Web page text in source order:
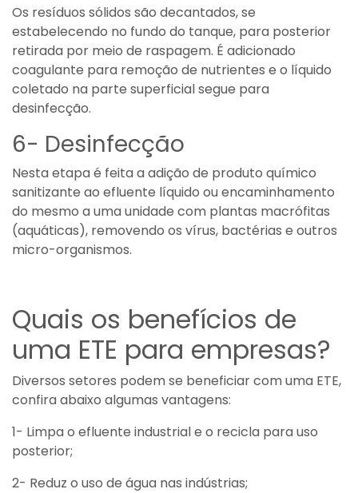
Os resíduos sólidos são decantados, se
estabelecendo no fundo do tanque, para posterior
retirada por meio de raspagem. É adicionado
coagulante para remoção de nutrientes e o líquido
coletado na parte superficial segue para
desinfecção.
6- Desinfecção
Nesta etapa é feita a adição de produto químico
sanitizante ao efluente líquido ou encaminhamento
do mesmo a uma unidade com plantas macrófitas
(aquáticas), removendo os vírus, bactérias e outros
micro-organismos.
Quais os benefícios de
uma ETE para empresas?
Diversos setores podem se beneficiar com uma ETE,
confira abaixo algumas vantagens:
1- Limpa o efluente industrial e o recicla para uso
posterior;
2- Reduz o uso de água nas indústrias;